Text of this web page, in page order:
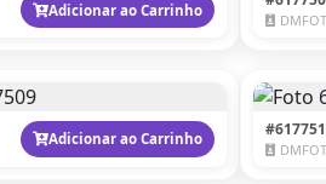
Adicionar ao Carrinho
Adicionar ao Carrinho